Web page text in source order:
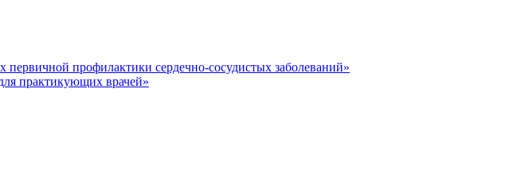
профилактики сердечно-сосудистых заболеваний»
практикующих врачей»